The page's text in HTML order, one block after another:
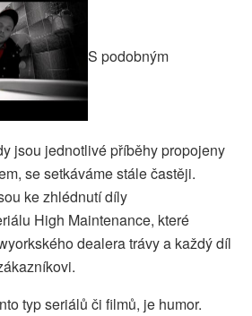
S podobným
jsou jednotlivé příběhy propojeny
se setkáváme stále častěji.
ke zhlédnutí díly
High Maintenance, které
dealera trávy a každý díl
typ seriálů či filmů, je humor.